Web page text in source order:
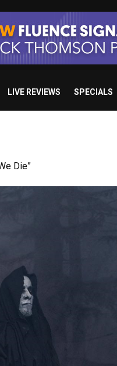
LIVE REVIEWS SPECIALS
release in 2027